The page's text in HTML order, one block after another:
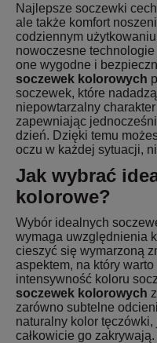
Najlepsze soczewki
ale także komfort
codziennym
nowoczesne
one wygodne i
soczewek kolorowych
soczewek, które
niepowtarzalny
zapewniając
dzień. Dzięki temu
oczu w każdej sytuacji,
Jak wybrać
kolorowe?
Wybór idealnych
wymaga uwzględnienia
cieszyć się wymarzoną
aspektem, na który
intensywność koloru
soczewek kolorowych
zarówno subtelne
naturalny kolor
całkowicie go zakrywają.